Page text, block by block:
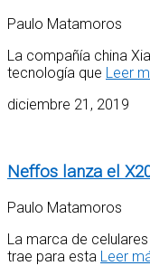
Paulo Matamoros
La compañía china
tecnología que Leer
diciembre 21, 2019
Neffos lanza el
Paulo Matamoros
La marca de
trae para esta Leer